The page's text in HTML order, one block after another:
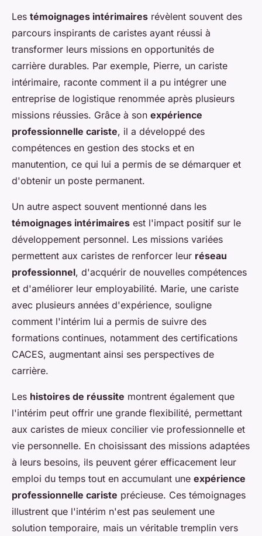
Les témoignages intérimaires révèlent souvent des
parcours inspirants de caristes ayant réussi à
transformer leurs missions en opportunités de
carrière durables. Par exemple, Pierre, un cariste
intérimaire, raconte comment il a pu intégrer une
entreprise de logistique renommée après plusieurs
missions réussies. Grâce à son expérience
professionnelle cariste, il a développé des
compétences en gestion des stocks et en
manutention, ce qui lui a permis de se démarquer et
d'obtenir un poste permanent.
Un autre aspect souvent mentionné dans les
témoignages intérimaires est l'impact positif sur le
développement personnel. Les missions variées
permettent aux caristes de renforcer leur réseau
professionnel, d'acquérir de nouvelles compétences
et d'améliorer leur employabilité. Marie, une cariste
avec plusieurs années d'expérience, souligne
comment l'intérim lui a permis de suivre des
formations continues, notamment des certifications
CACES, augmentant ainsi ses perspectives de
carrière.
Les histoires de réussite montrent également que
l'intérim peut offrir une grande flexibilité, permettant
aux caristes de mieux concilier vie professionnelle et
vie personnelle. En choisissant des missions adaptées
à leurs besoins, ils peuvent gérer efficacement leur
emploi du temps tout en accumulant une expérience
professionnelle cariste précieuse. Ces témoignages
illustrent que l'intérim n'est pas seulement une
solution temporaire, mais un véritable tremplin vers